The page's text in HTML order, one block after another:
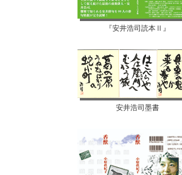
『安井浩司読本Ⅱ』
安井浩司墨書